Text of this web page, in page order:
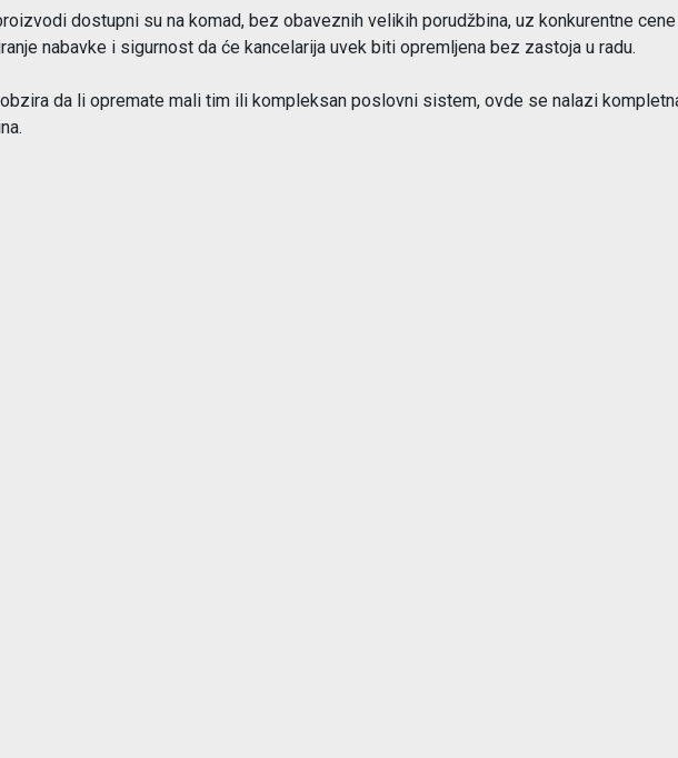
dostupni su na komad, bez obaveznih velikih porudžbina, uz konkurentne
nabavke i sigurnost da će kancelarija uvek biti opremljena bez zastoja u radu.
da li opremate mali tim ili kompleksan poslovni sistem, ovde se nalazi